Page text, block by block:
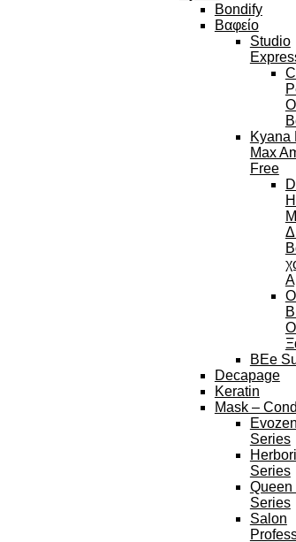
Bondify
Βαφείο
Studio
Kyana
Max
Free
BEe
Decapage
Keratin
Mask –
Series
Series
Queen
Series
Salon